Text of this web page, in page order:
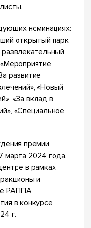
номинациях:
открытый парк
развитие
«Новый
«За вклад в
«Специальное
премии
марта 2024 года.
в рамках
и
РАППА
в конкурсе
г.